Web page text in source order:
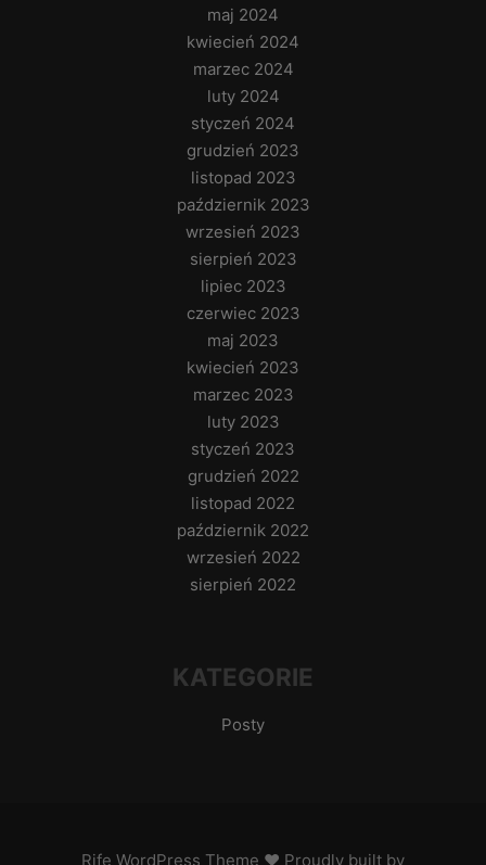
maj 2024
kwiecień 2024
marzec 2024
luty 2024
styczeń 2024
grudzień 2023
listopad 2023
październik 2023
wrzesień 2023
sierpień 2023
lipiec 2023
czerwiec 2023
maj 2023
kwiecień 2023
marzec 2023
luty 2023
styczeń 2023
grudzień 2022
listopad 2022
październik 2022
wrzesień 2022
sierpień 2022
KATEGORIE
Posty
Rife WordPress Theme ♥ Proudly built by